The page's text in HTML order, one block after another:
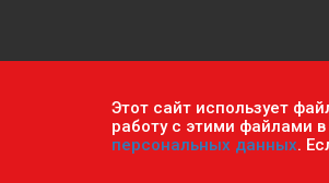
Обратите внимание, что
ч.2 ст. 437 Гражданского
Этот сайт использует
работу с этими файлами в
персональных данных.